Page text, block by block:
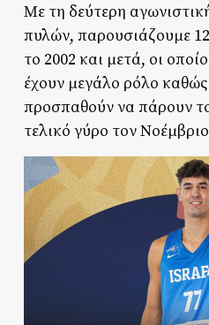
Με τη δεύτερη
πυλών, παρουσιάζουμε
το 2002 και μετά, οι
έχουν μεγάλο ρόλο
προσπαθούν να πάρουν το
τελικό γύρο τον